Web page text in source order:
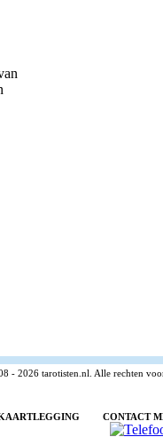
- 2026 tarotisten.nl. Alle rechten
CONTACT